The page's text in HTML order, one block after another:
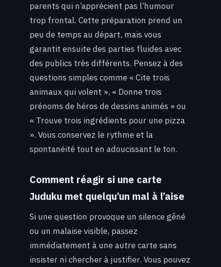
parents qui n’apprécient pas l’humour
trop frontal. Cette préparation prend un
peu de temps au départ, mais vous
garantit ensuite des parties fluides avec
des publics très différents. Pensez à des
questions simples comme « Cite trois
animaux qui volent », « Donne trois
prénoms de héros de dessins animés » ou
« Trouve trois ingrédients pour une pizza
». Vous conservez le rythme et la
spontanéité tout en adoucissant le ton.
Comment réagir si une carte
Juduku met quelqu’un mal à l’aise
Si une question provoque un silence gêné
ou un malaise visible, passez
immédiatement à une autre carte sans
insister ni chercher à justifier. Vous pouvez